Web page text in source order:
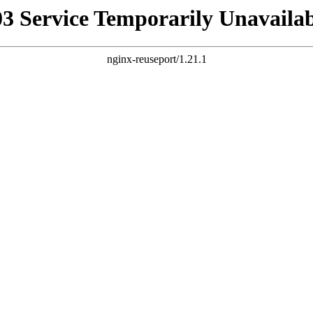
Service Temporarily
nginx-reuseport/1.21.1